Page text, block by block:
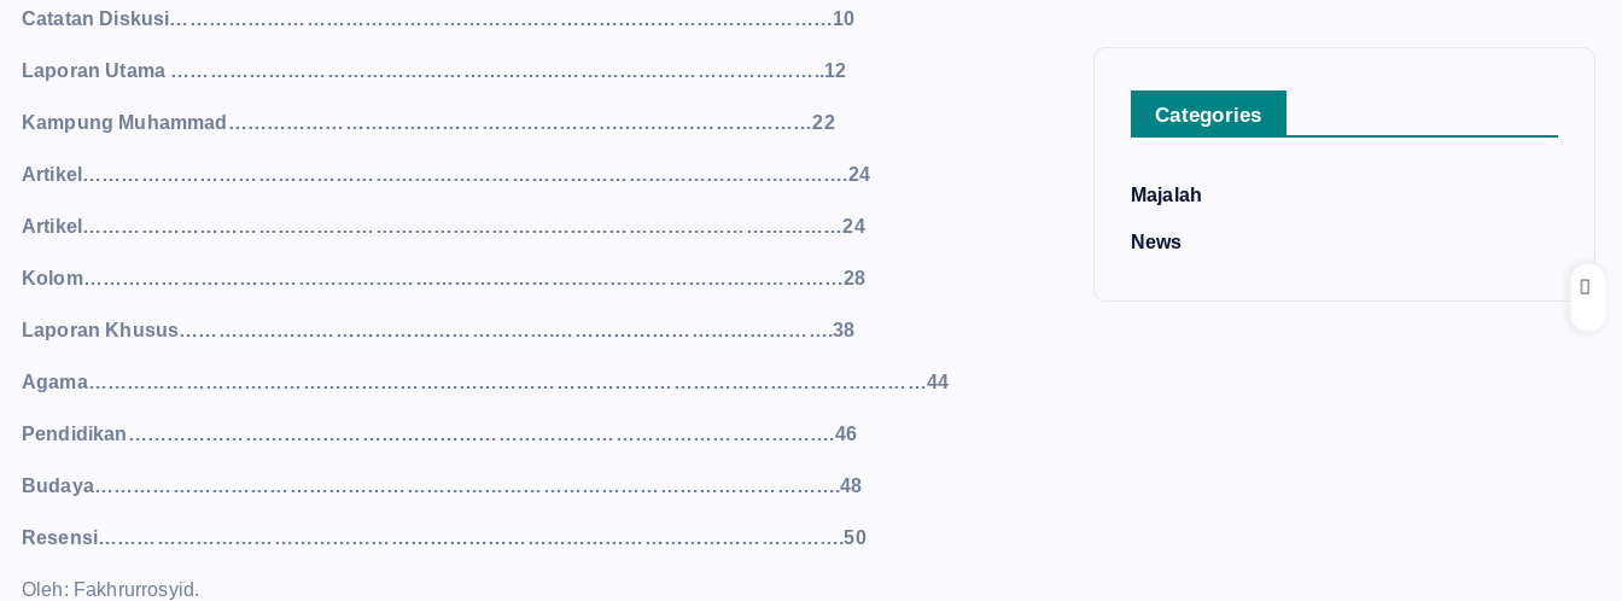
Catatan Diskusi…………………………………………………………………………………………10
Laporan Utama ………………………………………………………………………………………..12
Kampung Muhammad………………………………………………………………………………22
Artikel……………………………………………………………………………………………………….24
Artikel………………………………………………………………………………………………………24
Kolom………………………………………………………………………………………………………28
Laporan Khusus………………………………………………….…………………………………….38
Agama…………………………………………………………………………………………………………………44
Pendidikan……………………………………………………………………………………………….46
Budaya…………………………………………………………………………………………………….48
Resensi…………………………………………………………………………………………………….50
Oleh: Fakhrurrosyid.
Categories
Majalah
News